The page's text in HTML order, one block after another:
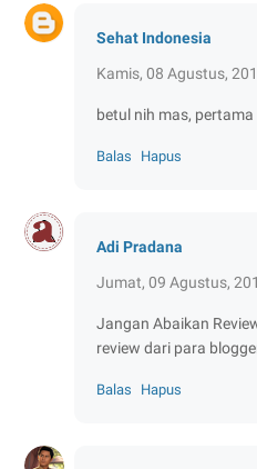
Sehat Indonesia
Kamis, 08 Agustus,
betul nih mas,
Balas Hapus
Adi Pradana
Jumat, 09 Agustus,
Jangan Abaikan
review dari para
Balas Hapus